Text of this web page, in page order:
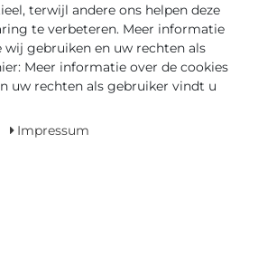
*
terwijl andere ons helpen deze
te verbeteren. Meer informatie
wij gebruiken en uw rechten als
Meer informatie over de cookies
uw rechten als gebruiker vindt u
Impressum